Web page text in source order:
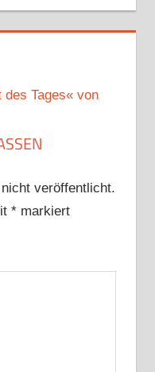
Tages« von
veröffentlicht.
*markiert